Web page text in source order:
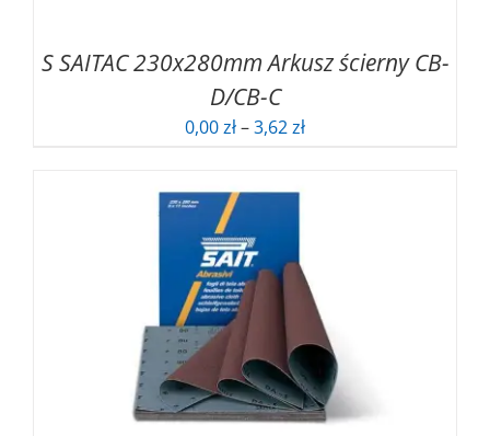
S SAITAC 230x280mm Arkusz ścierny CB-
D/CB-C
0,00zł–3,62złZakres